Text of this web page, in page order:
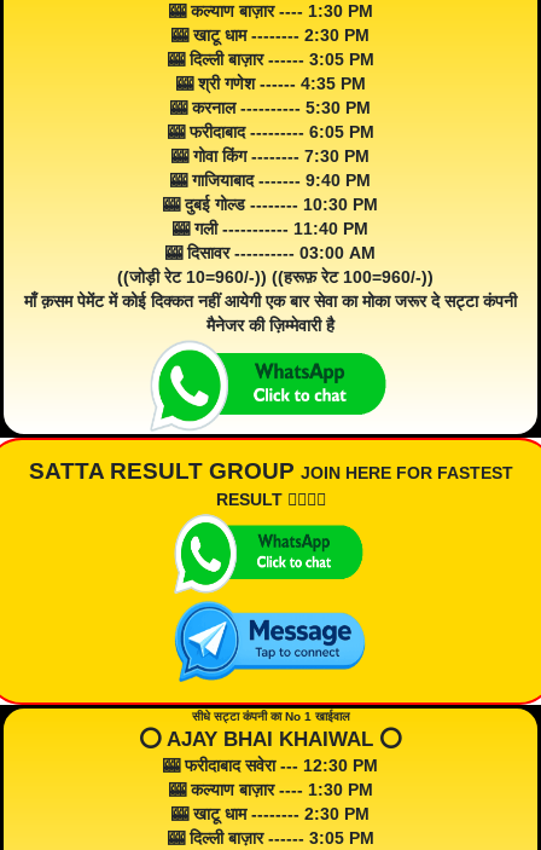
🎰 कल्याण बाज़ार ---- 1:30 PM
🎰 खाटू धाम -------- 2:30 PM
🎰 दिल्ली बाज़ार ------ 3:05 PM
🎰 श्री गणेश ------ 4:35 PM
🎰 करनाल ---------- 5:30 PM
🎰 फरीदाबाद --------- 6:05 PM
🎰 गोवा किंग -------- 7:30 PM
🎰 गाजियाबाद ------- 9:40 PM
🎰 दुबई गोल्ड -------- 10:30 PM
🎰 गली ----------- 11:40 PM
🎰 दिसावर ---------- 03:00 AM
((जोड़ी रेट 10=960/-)) ((हरूफ़ रेट 100=960/-))
माँ क़सम पेमेंट में कोई दिक्कत नहीं आयेगी एक बार सेवा का मोका जरूर दे सट्टा कंपनी
मैनेजर की ज़िम्मेवारी है
SATTA RESULT GROUP JOIN HERE FOR FASTEST
RESULT 👇🏾👇🏾
सीधे सट्टा कंपनी का No 1 खाईवाल
⭕️ AJAY BHAI KHAIWAL ⭕️
🎰 फरीदाबाद सवेरा --- 12:30 PM
🎰 कल्याण बाज़ार ---- 1:30 PM
🎰 खाटू धाम -------- 2:30 PM
🎰 दिल्ली बाज़ार ------ 3:05 PM